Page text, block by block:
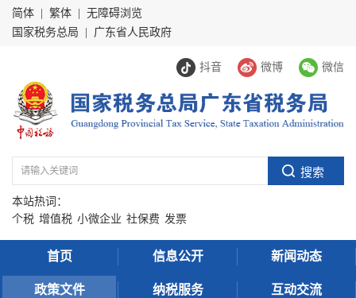
简体 繁体
无障碍浏览
国家税务总局
广东省人民政府
抖音 微博 微信
本站热词：
个税 增值税 小微企业 社保费 发票
首页 信息公开 新闻动态
政策文件 纳税服务 互动交流